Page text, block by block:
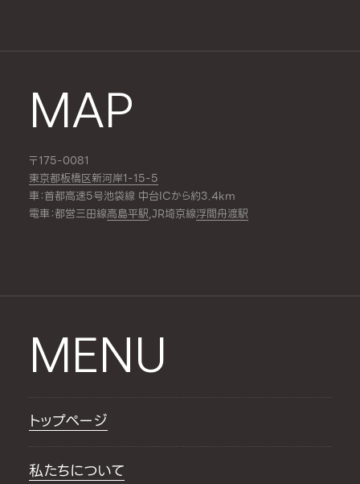
MAP
〒175-0081
東京都板橋区新河岸1-15-5
車：首都高速5号池袋線 中台ICから約3.4km
電車：都営三田線高島平駅,JR埼京線浮間舟渡駅
MENU
トップページ
私たちについて